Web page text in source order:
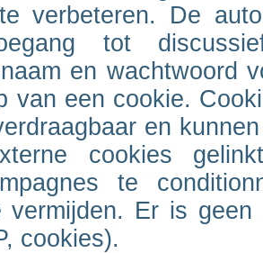
verbeteren. De
tot
en wachtwoord
van een cookie.
en
cookies
te
vermijden. Er is geen
cookies).